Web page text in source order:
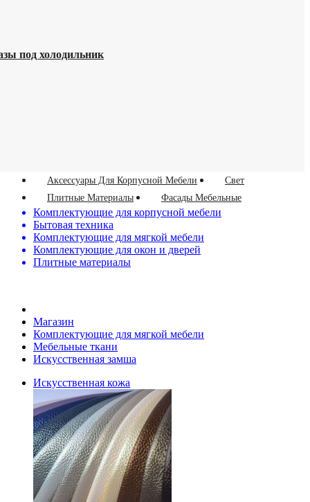
под холодильник
Аксессуары Для Корпусной Мебели
Свет
Плитные Материалы
Фасады Мебельные
Комплектующие для корпусной мебели
Бытовая техника
Комплектующие для мягкой мебели
Комплектующие для окон и дверей
Плитные материалы
Магазин
Комплектующие для мягкой мебели
Мебельные ткани
Искусственная замша
Искусственная кожа